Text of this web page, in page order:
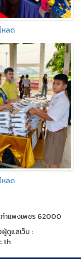
หลด
หลด
กำแพงเพชร 62000
ดูแลเว็บ :